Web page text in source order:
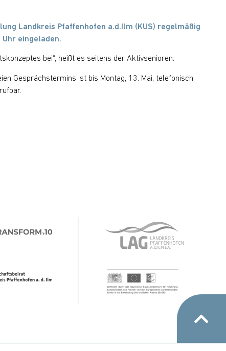
Landkreis Pfaffenhofen a.d.Ilm (KUS) regelmäßig
eingeladen.
bei“, heißt es seitens der Aktivsenioren.
Gesprächstermins ist bis Montag, 13. Mai, telefonisch